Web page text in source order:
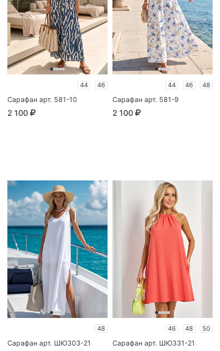
44 46
Сарафан арт. 581-10
2 100
44 46 48
Сарафан арт. 581-9
2 100
48
Сарафан арт. ШЮ303-21
46 48 50
Сарафан арт. ШЮ331-21